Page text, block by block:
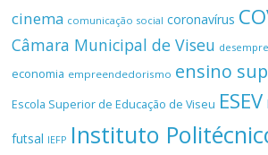
cinema comunicação social coronavírus
Câmara Municipal de Viseu
economia empreendedorismo ensino
Escola Superior de Educação de Viseu ESEV
futsal IEFP Instituto